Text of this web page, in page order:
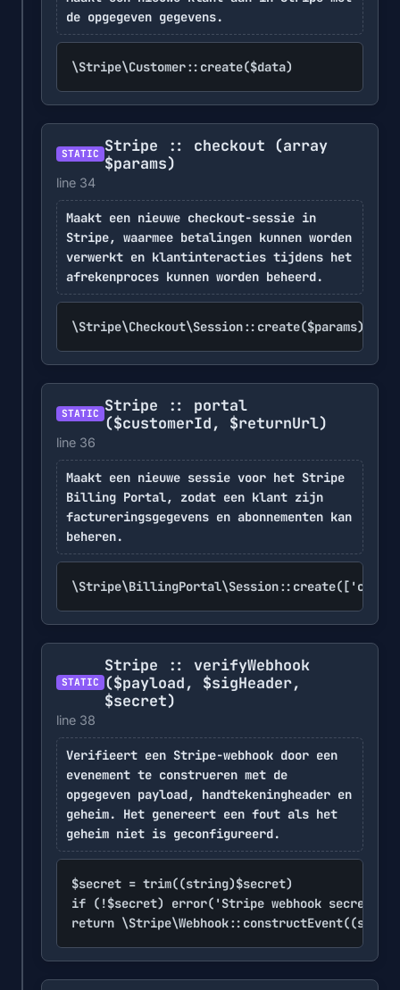
de opgegeven gegevens.
\Stripe\Customer::create($data)
STATIC Stripe :: checkout (array
$params)
line 34
Maakt een nieuwe checkout-sessie in
Stripe, waarmee betalingen kunnen worden
verwerkt en klantinteracties tijdens het
afrekenproces kunnen worden beheerd.
\Stripe\Checkout\Session::create($params)
STATIC Stripe :: portal
($customerId, $returnUrl)
line 36
Maakt een nieuwe sessie voor het Stripe
Billing Portal, zodat een klant zijn
factureringsgegevens en abonnementen kan
beheren.
STATIC
Stripe :: verifyWebhook
($payload, $sigHeader,
$secret)
line 38
Verifieert een Stripe-webhook door een
evenement te construeren met de
opgegeven payload, handtekeningheader en
geheim. Het genereert een fout als het
geheim niet is geconfigureerd.
$secret = trim((string)$secret)
if (!$secret) error('Stripe webhook secret
return